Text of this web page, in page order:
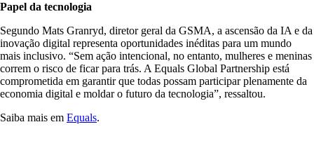
Papel da tecnologia
Segundo Mats Granryd, diretor geral da GSMA, a ascensão da IA e da
inovação digital representa oportunidades inéditas para um mundo
mais inclusivo. “Sem ação intencional, no entanto, mulheres e meninas
correm o risco de ficar para trás. A Equals Global Partnership está
comprometida em garantir que todas possam participar plenamente da
economia digital e moldar o futuro da tecnologia”, ressaltou.
Saiba mais em Equals.